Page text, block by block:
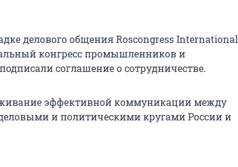
делового общения Roscongress International
конгресс промышленников и
соглашение о сотрудничестве.
эффективной коммуникации между
и политическими кругами России и